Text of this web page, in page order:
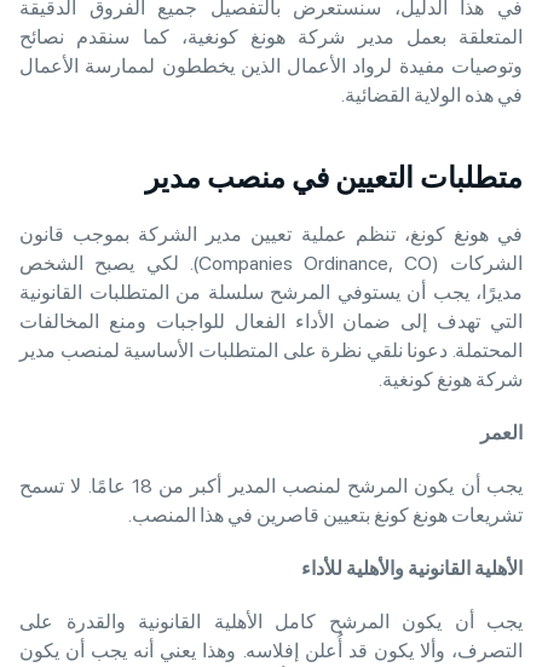
في هذا الدليل، سنستعرض بالتفصيل جميع الفروق الدقيقة
المتعلقة بعمل مدير شركة هونغ كونغية، كما سنقدم نصائح
وتوصيات مفيدة لرواد الأعمال الذين يخططون لممارسة الأعمال
في هذه الولاية القضائية.
متطلبات التعيين في منصب مدير
في هونغ كونغ، تنظم عملية تعيين مدير الشركة بموجب قانون
الشركات (Companies Ordinance, CO). لكي يصبح الشخص
مديرًا، يجب أن يستوفي المرشح سلسلة من المتطلبات القانونية
التي تهدف إلى ضمان الأداء الفعال للواجبات ومنع المخالفات
المحتملة. دعونا نلقي نظرة على المتطلبات الأساسية لمنصب مدير
شركة هونغ كونغية.
العمر
يجب أن يكون المرشح لمنصب المدير أكبر من 18 عامًا. لا تسمح
تشريعات هونغ كونغ بتعيين قاصرين في هذا المنصب.
الأهلية القانونية والأهلية للأداء
يجب أن يكون المرشح كامل الأهلية القانونية والقدرة على
التصرف، وألا يكون قد أُعلن إفلاسه. وهذا يعني أنه يجب أن يكون